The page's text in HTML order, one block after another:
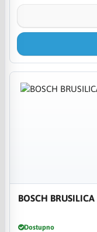
BOSCH
Dostupno